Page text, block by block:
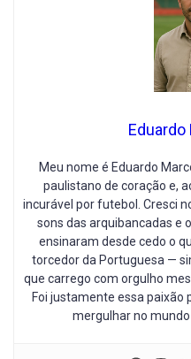
Meu nome é Eduardo
paulistano de coração e,
incurável por futebol. Cresci
sons das arquibancadas e
ensinaram desde cedo o
torcedor da Portuguesa —
que carrego com orgulho
Foi justamente essa paixão
mergulhar no